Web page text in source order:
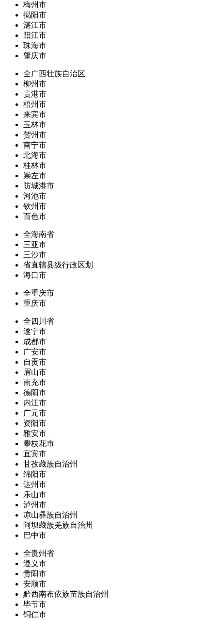
梅州市
揭阳市
湛江市
阳江市
珠海市
肇庆市
全广西壮族自治区
柳州市
贵港市
梧州市
来宾市
玉林市
贺州市
南宁市
北海市
桂林市
崇左市
防城港市
河池市
钦州市
百色市
全海南省
三亚市
三沙市
省直辖县级行政区划
海口市
全重庆市
重庆市
全四川省
遂宁市
成都市
广安市
自贡市
眉山市
南充市
德阳市
内江市
广元市
资阳市
雅安市
攀枝花市
宜宾市
甘孜藏族自治州
绵阳市
达州市
乐山市
泸州市
凉山彝族自治州
阿坝藏族羌族自治州
巴中市
全贵州省
遵义市
贵阳市
安顺市
黔西南布依族苗族自治州
毕节市
铜仁市